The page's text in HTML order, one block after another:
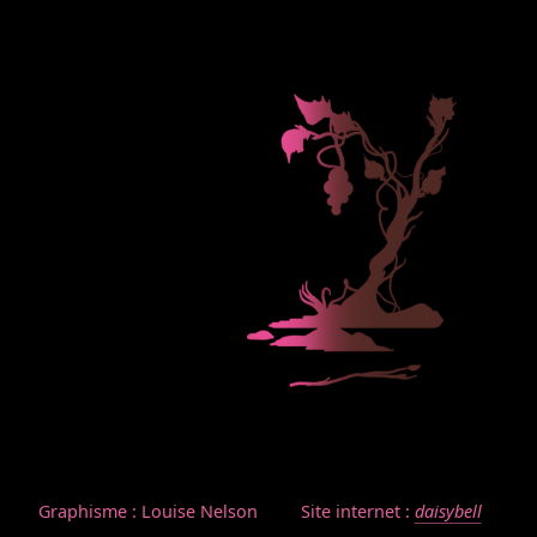
Graphisme : Louise Nelson Site internet : daisybell